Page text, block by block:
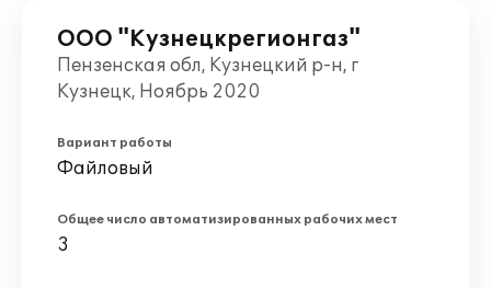
ООО "Кузнецкрегионгаз"
Пензенская обл, Кузнецкий р-н, г
Кузнецк, Ноябрь 2020
Вариант работы
Файловый
Общее число автоматизированных рабочих мест
3